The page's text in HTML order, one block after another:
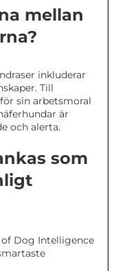
mellan
inkluderar
Till
sin arbetsmoral
är
och alerta.
som
Dog Intelligence